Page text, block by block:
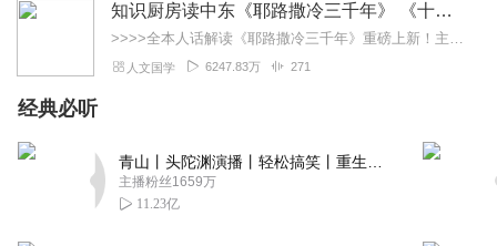
知识厨房读中东《耶路撒冷三千年》 《十字军的故事》《奥斯曼帝国与土耳其》人话解读 | 读懂巴以冲突、叙利亚
>>>>全本人话解读《耶路撒冷三千年》重磅上新！主讲人「知识厨房」全新解读，3次奔赴以色列，直击巴以冲突，他经历了什么？又会给我们带来什么？欢迎收听，参与抽奖！...
人文国学 6247.83万 271
经典必听
主播粉丝1659万
11.23亿